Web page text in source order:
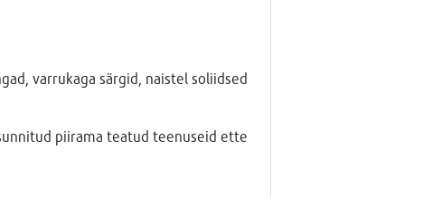
varrukaga särgid, naistel soliidsed
piirama teatud teenuseid ette